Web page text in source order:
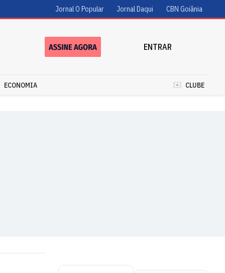
Jornal O Popular Jornal Daqui CBN Goiânia
ENTRAR
ECONOMIA CLUBE